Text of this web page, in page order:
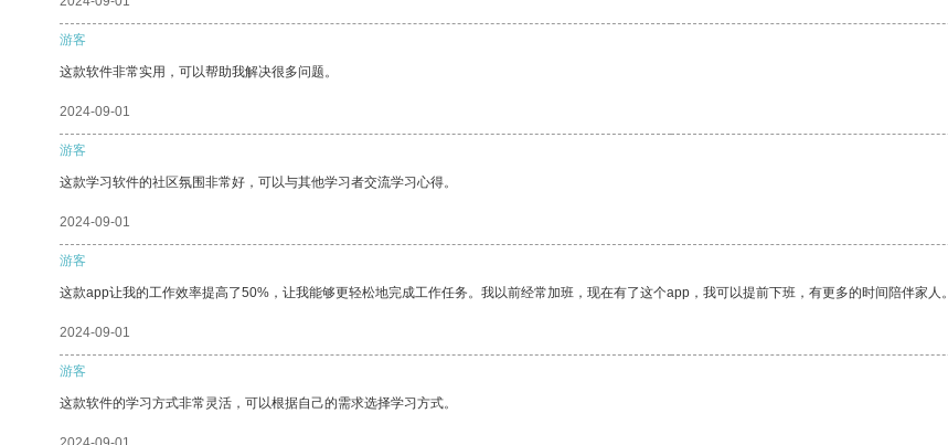
游客
这款软件非常实用，可以帮助我解决很多问题。
2024-09-01
游客
这款学习软件的社区氛围非常好，可以与其他学习者交流学习心得。
2024-09-01
游客
这款app让我的工作效率提高了50%，让我能够更轻松地完成工作任务。我以前经常加班，现在有了这个app，我可以提前下班，有更多的时间陪伴家人。
2024-09-01
游客
这款软件的学习方式非常灵活，可以根据自己的需求选择学习方式。